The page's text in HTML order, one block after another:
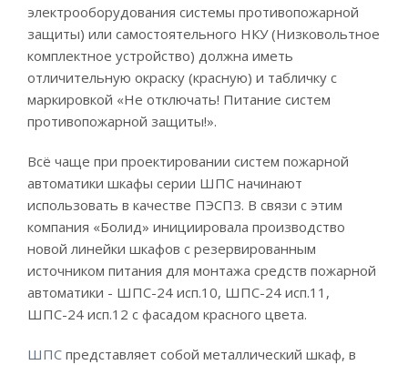
электрооборудования системы противопожарной
защиты) или самостоятельного НКУ (Низковольтное
комплектное устройство) должна иметь
отличительную окраску (красную) и табличку с
маркировкой «Не отключать! Питание систем
противопожарной защиты!».
Всё чаще при проектировании систем пожарной
автоматики шкафы серии ШПС начинают
использовать в качестве ПЭСПЗ. В связи с этим
компания «Болид» инициировала производство
новой линейки шкафов с резервированным
источником питания для монтажа средств пожарной
автоматики - ШПС-24 исп.10, ШПС-24 исп.11,
ШПС-24 исп.12 с фасадом красного цвета.
ШПС представляет собой металлический шкаф, в